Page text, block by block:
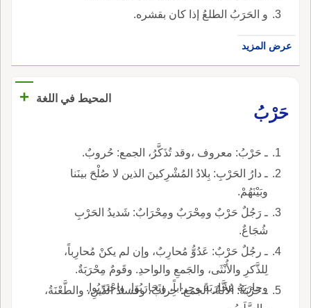
و الحَرَبُ الطلعُ إذا كان بقشره.
عرض المزيد
المحيط في اللغة
+
حَرْبُ
ـ حَرْبُ: معروف ،وقد تُذَكَّرُ، الجمع: حُروبٌ.
ـ دارُ الحَرْبِ: بِلادُ المُشْرِكينَ الذين لا صُلْحَ بينَنا
وبَيْنَهُمْ.
ـ رَجُلٌ حَرْبٌ ومِحْرَبٌ ومِحْرَابٌ: شَديدُ الحَرْبِ
شُجَاعٌ.
ـ رجُلٌ حَرْبٌ: عَدُوُّ مُحارِبٌ، وإن لم يكنْ مُحارِباً،
لِلذَّكرِ والأُنْثَى، والجَمعِ والواحدِ. وقَومٌ مِحْرَبَةٌ.
وحارَبَهُ مُحارَبَةً وحِراباً، وتَحَارَبُوا، واحْتَرَبُوا.
ـ حَرْبَةُ: الأَلَّةُ، الجمع: حِرابٌ، وفَسادُ الدِّينِ، والطَّعْنَةُ،